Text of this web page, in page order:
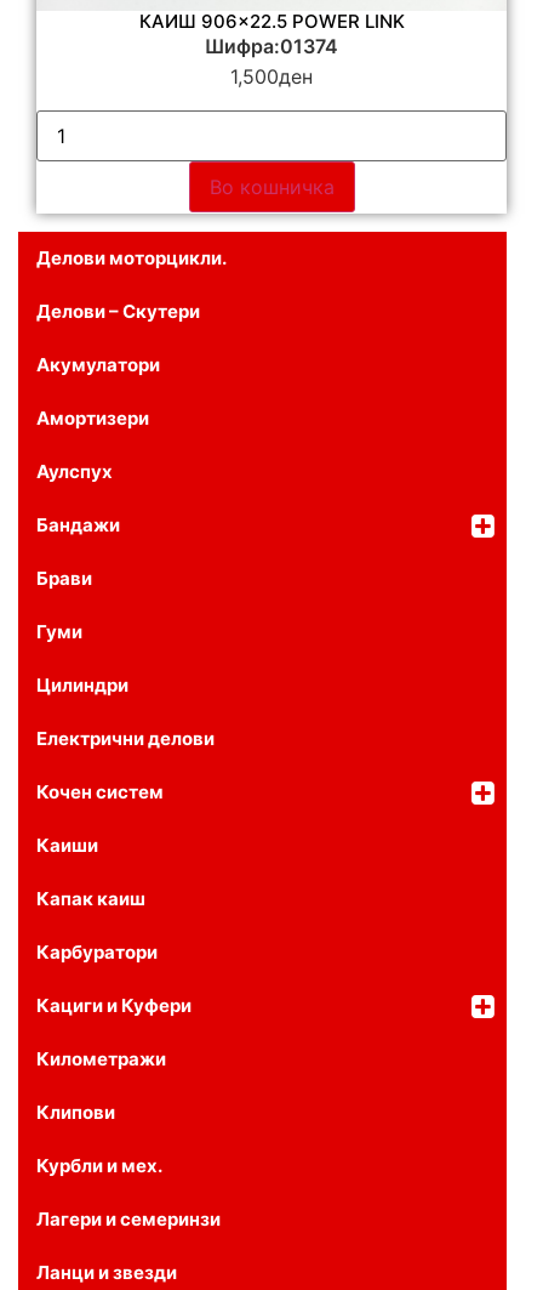
Делови моторцикли.
Делови – Скутери
Акумулатори
Амортизери
Аулспух
Бандажи
Брави
Гуми
Цилиндри
Електрични делови
Кочен систем
Каиши
Капак каиш
Карбуратори
Кациги и Куфери
Километражи
Клипови
Курбли и мех.
Лагери и семеринзи
Ланци и звезди
КАИШ 906×22.5 POWER LINK
Шифра:01374
1,500ден
Во кошничка